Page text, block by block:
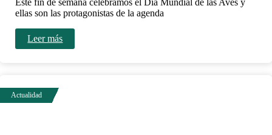
Este fin de semana celebramos el Día Mundial de las Aves y
ellas son las protagonistas de la agenda
Leer más